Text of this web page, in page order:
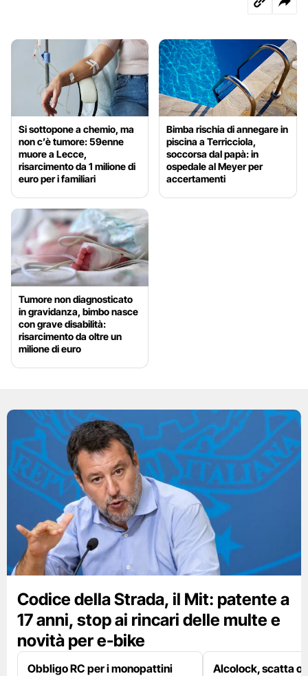
Si sottopone a chemio, ma
non c’è tumore: 59enne
muore a Lecce,
risarcimento da 1 milione di
euro per i familiari
Bimba rischia di annegare in
piscina a Terricciola,
soccorsa dal papà: in
ospedale al Meyer per
accertamenti
Tumore non diagnosticato
in gravidanza, bimbo nasce
con grave disabilità:
risarcimento da oltre un
milione di euro
Codice della Strada, il Mit: patente a
17 anni, stop ai rincari delle multe e
novità per e-bike
Obbligo RC per i monopattini
Alcolock, scatta